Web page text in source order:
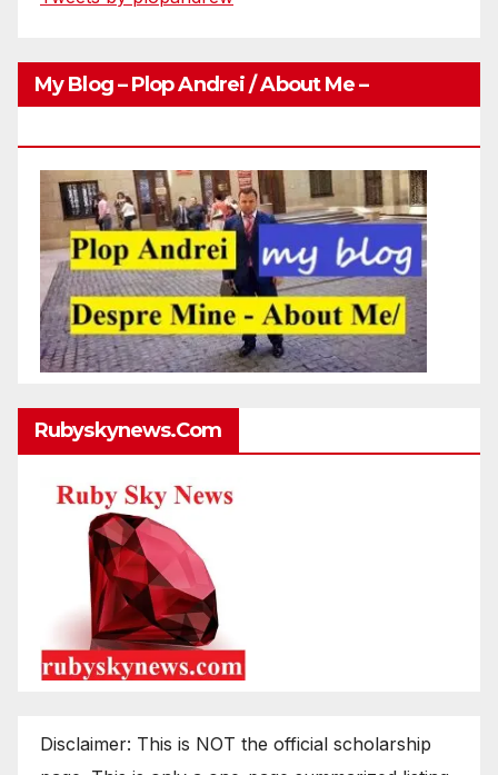
My Blog – Plop Andrei / About Me –
Rubyskynews.com
Disclaimer: This is NOT the official scholarship